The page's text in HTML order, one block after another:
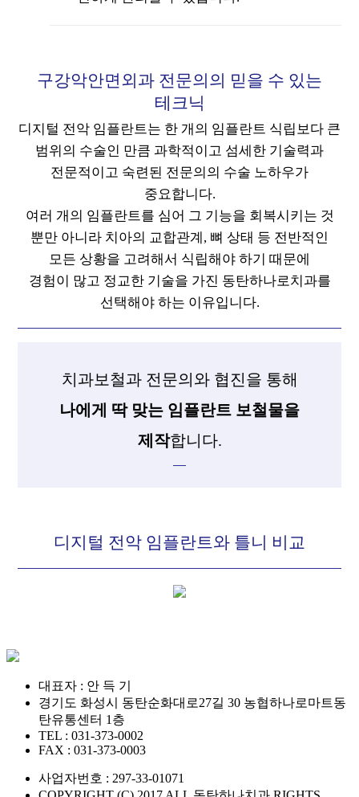
구강악안면외과 전문의의 믿을 수 있는
테크닉
디지털 전악 임플란트는 한 개의 임플란트 식립보다 큰
범위의 수술인 만큼 과학적이고 섬세한 기술력과
전문적이고 숙련된 전문의의 수술 노하우가
중요합니다.
여러 개의 임플란트를 심어 그 기능을 회복시키는 것
뿐만 아니라 치아의 교합관계, 뼈 상태 등 전반적인
모든 상황을 고려해서 식립해야 하기 때문에
경험이 많고 정교한 기술을 가진 동탄하나로치과를
선택해야 하는 이유입니다.
치과보철과 전문의와 협진을 통해
나에게 딱 맞는 임플란트 보철물을
제작합니다.
디지털 전악 임플란트와 틀니 비교
대표자 : 안 득 기
경기도 화성시 동탄순화대로27길 30 농협하나로마트동
탄유통센터 1층
TEL : 031-373-0002
FAX : 031-373-0003
사업자번호 : 297-33-01071